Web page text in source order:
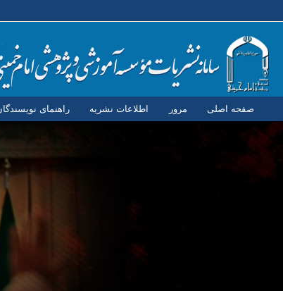
صفحه اصلی مرور اطلاعات نشریه راهنمای